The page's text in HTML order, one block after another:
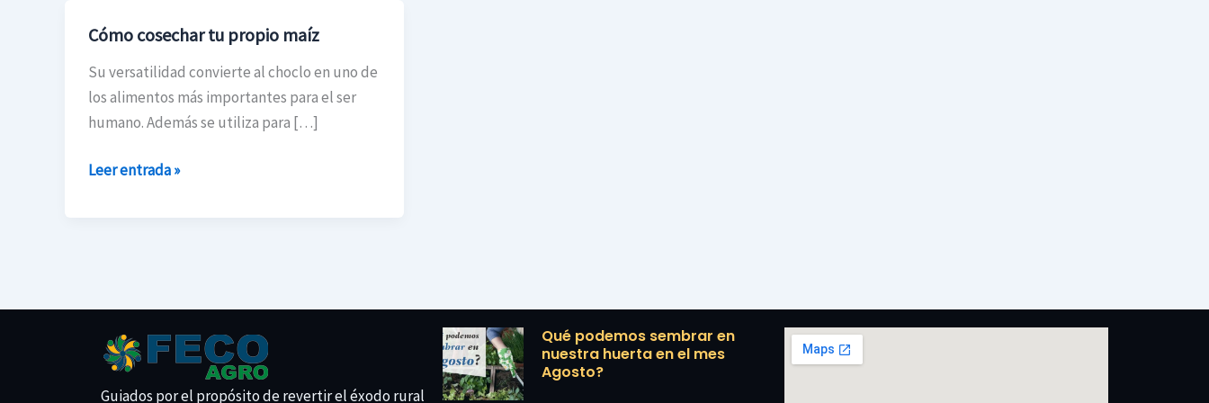
Cómo cosechar tu propio maíz
Su versatilidad convierte al choclo en uno de
los alimentos más importantes para el ser
humano. Además se utiliza para […]
Cómo
Leer entrada »
Guiados por el propósito de revertir el éxodo rural
Qué podemos sembrar en
nuestra huerta en el mes
Agosto?